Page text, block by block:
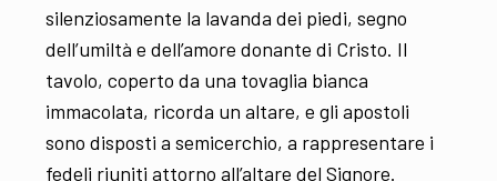
silenziosamente la lavanda dei piedi, segno
dell’umiltà e dell’amore donante di Cristo. Il
tavolo, coperto da una tovaglia bianca
immacolata, ricorda un altare, e gli apostoli
sono disposti a semicerchio, a rappresentare i
fedeli riuniti attorno all’altare del Signore.